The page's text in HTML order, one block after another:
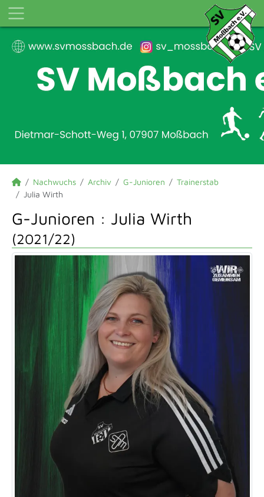
Nachwuchs Archiv G-Junioren
Trainerstab
Julia Wirth
G-Junioren : Julia Wirth
(2021/22)